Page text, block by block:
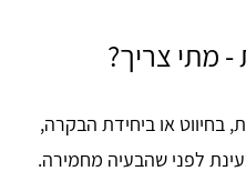
- מתי צריך?
או ביחידת הבקרה,
לפני שהבעיה מחמירה.